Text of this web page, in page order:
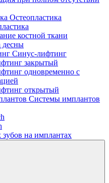
Остеопластика
костной ткани
десны
Синус-лифтинг
закрытый
одновременно с
открытый
Системы имплантов
зубов на имплантах